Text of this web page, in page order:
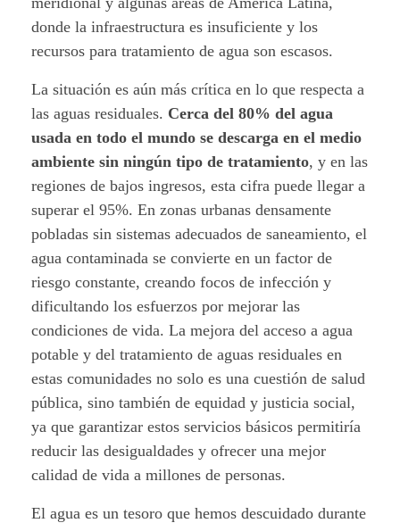
donde la infraestructura es insuficiente y los
recursos para tratamiento de agua son escasos.
La situación es aún más crítica en lo que respecta a
las aguas residuales. Cerca del 80% del agua
usada en todo el mundo se descarga en el medio
ambiente sin ningún tipo de tratamiento, y en las
regiones de bajos ingresos, esta cifra puede llegar a
superar el 95%. En zonas urbanas densamente
pobladas sin sistemas adecuados de saneamiento, el
agua contaminada se convierte en un factor de
riesgo constante, creando focos de infección y
dificultando los esfuerzos por mejorar las
condiciones de vida. La mejora del acceso a agua
potable y del tratamiento de aguas residuales en
estas comunidades no solo es una cuestión de salud
pública, sino también de equidad y justicia social,
ya que garantizar estos servicios básicos permitiría
reducir las desigualdades y ofrecer una mejor
calidad de vida a millones de personas.
El agua es un tesoro que hemos descuidado durante